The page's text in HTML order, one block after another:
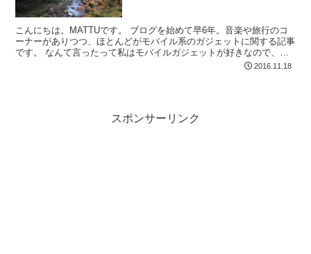
こんにちは。MATTUです。 ブログを始めて早6年。音楽や旅行のコ
ーナーがありつつ、ほとんどがモバイル系のガジェットに関する記事
です。 なんて言ったって私はモバイルガジェットが好きなので、そ
れでいいんですが、せっかく3年ちょっと前から広島県...
2016.11.18
スポンサーリンク